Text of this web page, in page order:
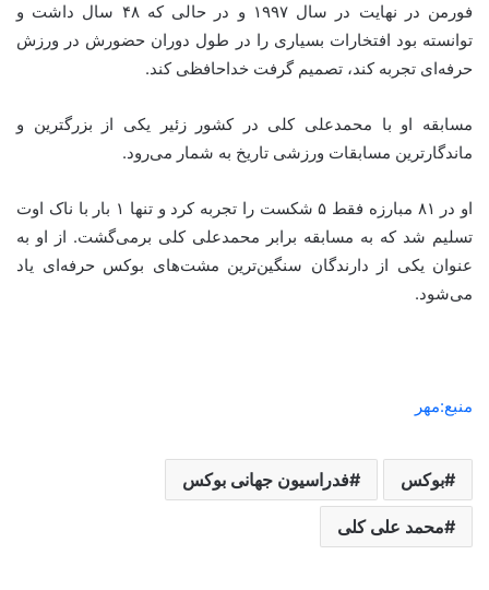
فورمن در نهایت در سال ۱۹۹۷ و در حالی که ۴۸ سال داشت و
توانسته بود افتخارات بسیاری را در طول دوران حضورش در ورزش
حرفه‌ای تجربه کند، تصمیم گرفت خداحافظی کند.
مسابقه او با محمدعلی کلی در کشور زئیر
یکی از بزرگترین و
ماندگارترین مسابقات ورزشی تاریخ به شمار می‌رود.
او در ۸۱ مبارزه فقط ۵ شکست را تجربه کرد و تنها ۱ بار با ناک اوت
تسلیم شد که به مسابقه برابر محمدعلی کلی برمی‌گشت. از او به
عنوان یکی از دارندگان سنگین‌ترین مشت‌های بوکس حرفه‌ای یاد
می‌شود.
منبع:مهر
بوکس فدراسیون جهانی بوکس
محمد علی کلی